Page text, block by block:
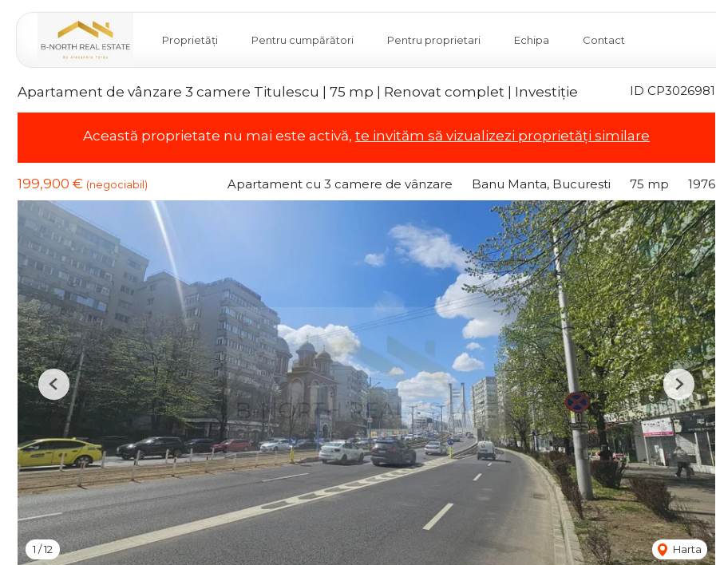
Proprietăți Pentru cumpărători Pentru proprietari Echipa Contact
ID CP3026981
Apartament de vânzare 3 camere Titulescu | 75 mp | Renovat complet | Investiție
Această proprietate nu mai este activă, te invităm să vizualizezi proprietăți similare
199,900 € (negociabil) Apartament cu 3 camere de vânzare Banu Manta, Bucuresti 75 mp 1976
1 /12 Harta
Previous Next